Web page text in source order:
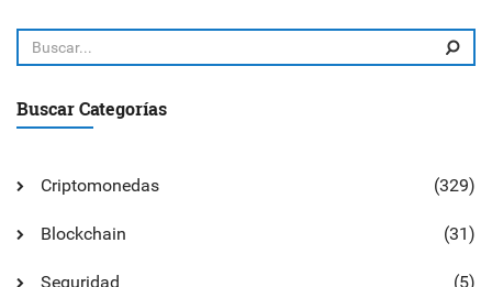
Buscar Categorías
Criptomonedas (329)
Blockchain (31)
Seguridad (5)